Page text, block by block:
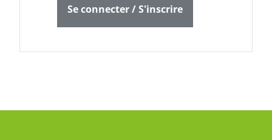
Se connecter / S'inscrire